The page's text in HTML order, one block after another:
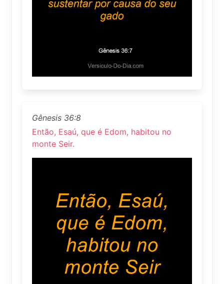
Gênesis 36:8
Então, Esaú, que é Edom, habitou no
monte Seir.